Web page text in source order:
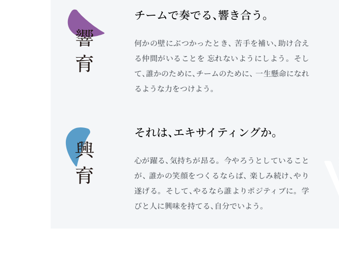
チームで奏でる、響き合う。
何かの壁にぶつかったとき、 苦手を補い、助け合え
る仲間がいることを 忘れないようにしよう。 そし
て、誰かのために、チームのために、 一生懸命になれ
るような力をつけよう。
それは、エキサイティングか。
心が躍る、気持ちが昂る。 今やろうとしていること
が、 誰かの笑顔をつくるならば、 楽しみ続け、やり
遂げる。 そして、やるなら誰よりポジティブに。 学
びと人に興味を持てる、自分でいよう。